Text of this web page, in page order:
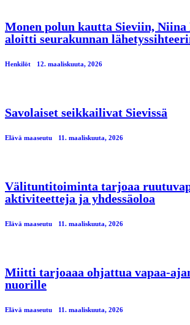
Monen polun kautta Sieviin,
aloitti seurakunnan
Henkilöt 12. maaliskuuta, 2026
Savolaiset seikkailivat Sievissä
Elävä maaseutu 11. maaliskuuta, 2026
Välituntitoiminta tarjoaa
aktiviteetteja ja yhdessäoloa
Elävä maaseutu 11. maaliskuuta, 2026
Miitti tarjoaaa ohjattua vapaa-
nuorille
Elävä maaseutu 11. maaliskuuta, 2026